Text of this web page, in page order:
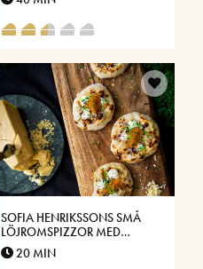
KANDERADE NÖTTER OCH
ROSMARIN
SOFIA HENRIKSSONS SMÅ
LÖJROMSPIZZOR MED
VÄSTERBOTTENSOST®
20 MIN